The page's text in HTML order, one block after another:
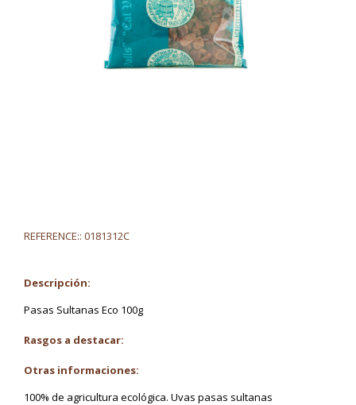
REFERENCE:: 0181312C
Descripción:
Pasas Sultanas Eco 100g
Rasgos a destacar:
Otras informaciones:
100% de agricultura ecológica. Uvas pasas sultanas